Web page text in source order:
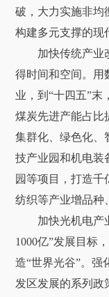
破，大力实施非均
构建多元支撑的现
加快传统产业改
得时间和空间。用
业，到“十四五”末
煤炭先进产能占比
集群化、绿色化、
技产业园和机电装
园等项目，打造千
纺织等产业增品种
加快光机电产业
1000亿”发展目标
造“世界光谷”。强
发区发展的系列政